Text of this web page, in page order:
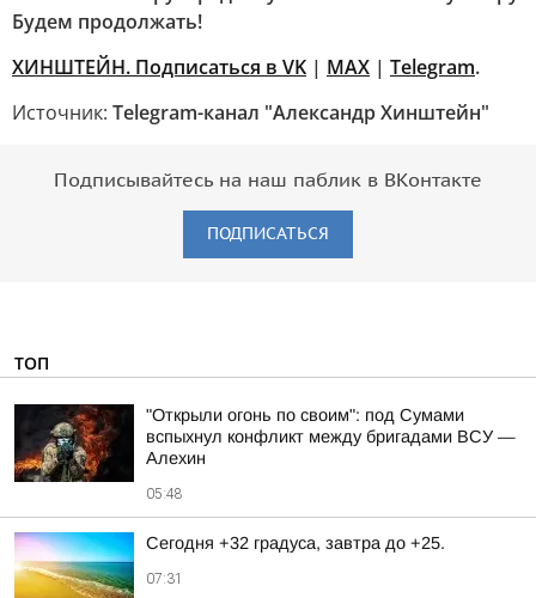
Будем продолжать!
ХИНШТЕЙН. Подписаться в VK | MAX | Telegram.
Источник: Telegram-канал "Александр Хинштейн"
Подписывайтесь на наш паблик в ВКонтакте
ПОДПИСАТЬСЯ
ТОП
"Открыли огонь по своим": под Сумами
вспыхнул конфликт между бригадами ВСУ —
Алехин
05:48
Сегодня +32 градуса, завтра до +25.
07:31